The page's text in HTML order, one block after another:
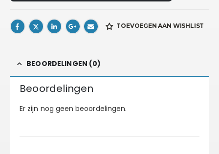
TOEVOEGEN AAN WISHLIST
BEOORDELINGEN (0)
Beoordelingen
Er zijn nog geen beoordelingen.